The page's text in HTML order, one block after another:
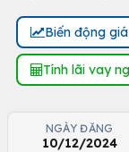
Biến động
Tính lãi vay
NGÀY ĐĂNG
10/12/2024